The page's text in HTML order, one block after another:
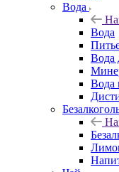
Вода
Вода
Вода
Вода